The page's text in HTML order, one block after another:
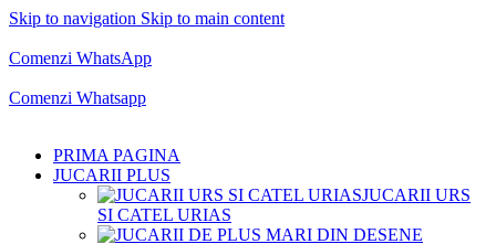
Skip to navigation Skip to main content
Comenzi WhatsApp
Comenzi Whatsapp
PRIMA PAGINA
JUCARII PLUS
JUCARII URS
SI CATEL URIAS